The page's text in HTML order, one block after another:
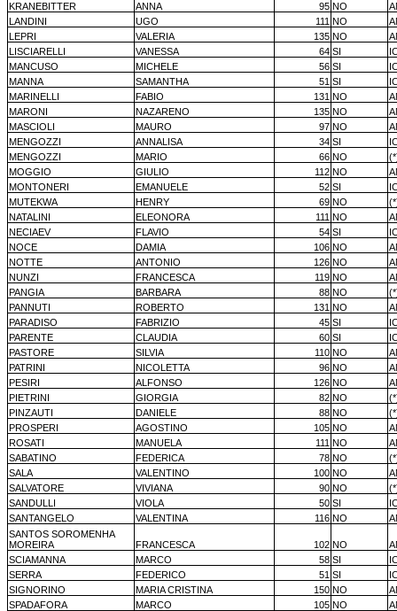
KRANEBITTER
ANNA 95 NO
LANDINI
UGO 111 NO
LEPRI
VALERIA 135 NO
LISCIARELLI
VANESSA 64 SI
MANCUSO
MICHELE 56 SI
MANNA
SAMANTHA 51 SI
MARINELLI
FABIO 131 NO
MARONI
NAZARENO 135 NO
MASCIOLI
MAURO 97 NO
MENGOZZI
ANNALISA 34 SI
MENGOZZI
MARIO 66 NO
MOGGIO
GIULIO 112 NO
MONTONERI
EMANUELE 52 SI
MUTEKWA
HENRY 69 NO
NATALINI
ELEONORA 111 NO
NECIAEV
FLAVIO 54 SI
NOCE
DAMIA 106 NO
NOTTE
ANTONIO 126 NO
NUNZI
FRANCESCA 119 NO
PANGIA
BARBARA 88 NO
PANNUTI
ROBERTO 131 NO
PARADISO
FABRIZIO 45 SI
PARENTE
CLAUDIA 60 SI
PASTORE
SILVIA 110 NO
PATRINI
NICOLETTA 96 NO
PESIRI
ALFONSO 126 NO
PIETRINI
GIORGIA 82 NO
PINZAUTI
DANIELE 88 NO
PROSPERI
AGOSTINO 105 NO
ROSATI
MANUELA 111 NO
SABATINO
FEDERICA 78 NO
SALA
VALENTINO 100 NO
SALVATORE
VIVIANA 90 NO
SANDULLI
VIOLA 50 SI
SANTANGELO
VALENTINA 116 NO
SANTOS SOROMENHA
MOREIRA
FRANCESCA 102 NO
SCIAMANNA
MARCO 58 SI
SERRA
FEDERICO 51 SI
SIGNORINO
MARIA CRISTINA 150 NO
SPADAFORA
MARCO 105 NO